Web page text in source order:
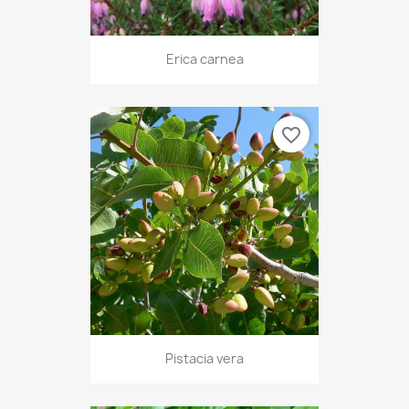
Erica carnea
Pistacia vera
favorite_border